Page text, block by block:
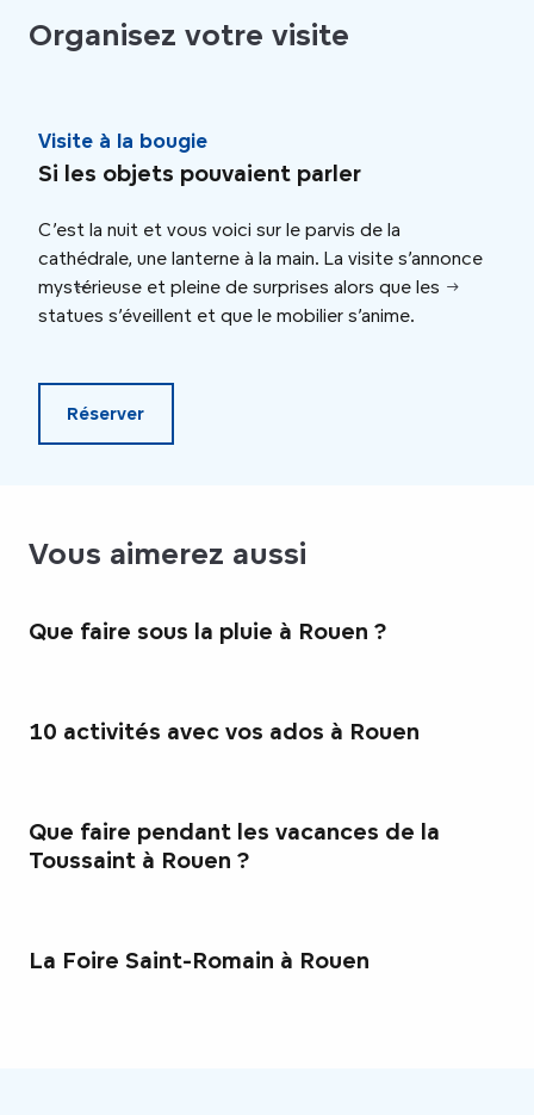
Organisez votre visite
Visite à la bougie
Si les objets pouvaient parler
C’est la nuit et vous voici sur le parvis de la
cathédrale, une lanterne à la main. La visite s’annonce
mystérieuse et pleine de surprises alors que les
statues s’éveillent et que le mobilier s’anime.
Réserver
Vous aimerez aussi
Que faire sous la pluie à Rouen ?
10 activités avec vos ados à Rouen
Que faire pendant les vacances de la
Toussaint à Rouen ?
La Foire Saint-Romain à Rouen